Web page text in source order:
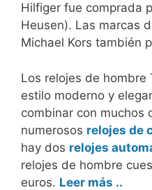
Hilfiger fue comprada
Heusen). Las marcas
Michael Kors también
Los relojes de hombre
estilo moderno y
combinar con muchos
numerosos relojes de
hay dos relojes
relojes de hombre
euros. Leer más ..